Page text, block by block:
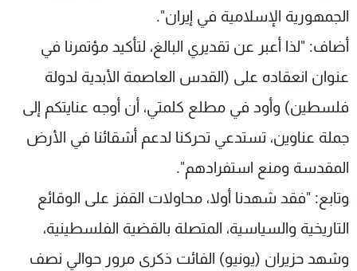
الجمهورية الإسلامية في إيران".
أضاف: "لذا أعبر عن تقديري البالغ، لتأكيد مؤتمرنا في
عنوان انعقاده على (القدس العاصمة الأبدية لدولة
فلسطين) وأود في مطلع كلمتي، أن أوجه عنايتكم إلى
جملة عناوين، تستدعي تحركنا لدعم أشقائنا في الأرض
المقدسة ومنع استفرادهم".
وتابع: "فقد شهدنا أولا، محاولات القفز على الوقائع
التاريخية والسياسية، المتصلة بالقضية الفلسطينية،
وشهد حزيران (يونيو) الفائت ذكرى مرور حوالي نصف